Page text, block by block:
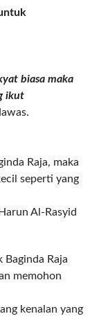
biasa maka
ikut
Raja, maka
seperti yang
Al-Rasyid
Baginda Raja
memohon
kenalan yang